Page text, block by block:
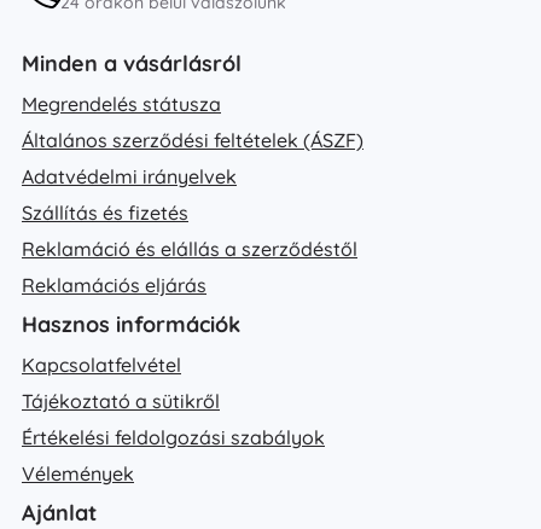
Minden a vásárlásról
Megrendelés státusza
Általános szerződési feltételek (ÁSZF)
Adatvédelmi irányelvek
Szállítás és fizetés
Reklamáció és elállás a szerződéstől
Reklamációs eljárás
Hasznos információk
Kapcsolatfelvétel
Tájékoztató a sütikről
Értékelési feldolgozási szabályok
Vélemények
Ajánlat